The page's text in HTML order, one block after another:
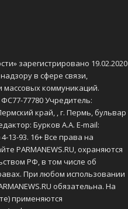
зарегистрировано 19.02.2020
в сфере связи,
коммуникаций.
77780 Учредитель:
край, , г. Пермь, бульвар
Бурков А.А. E-mail:
13-93. 16+ Все права на
PARMANEWS.RU, охраняются
РФ, в том числе об
При любом использовании
обязательна. На
применяются